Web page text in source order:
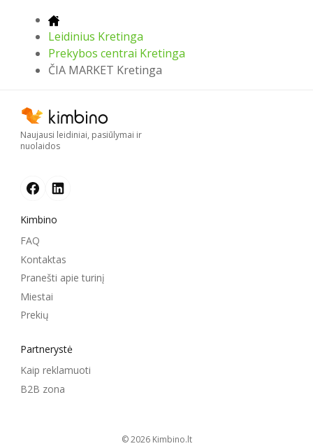
Leidinius Kretinga
Prekybos centrai Kretinga
ČIA MARKET Kretinga
Naujausi leidiniai, pasiūlymai ir
nuolaidos
Kimbino
FAQ
Kontaktas
Pranešti apie turinį
Miestai
Prekių
Partnerystė
Kaip reklamuoti
B2B zona
© 2026 kimbino.lt